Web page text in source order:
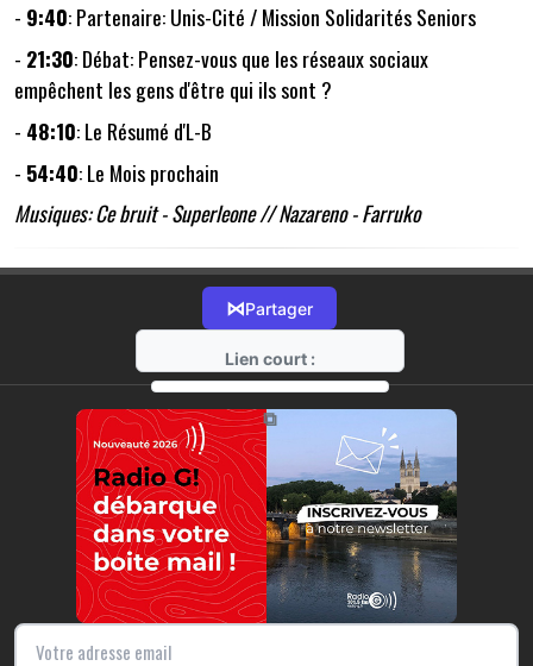
- 9:40: Partenaire: Unis-Cité / Mission Solidarités Seniors
- 21:30: Débat: Pensez-vous que les réseaux sociaux
empêchent les gens d'être qui ils sont ?
- 48:10: Le Résumé d'L-B
- 54:40: Le Mois prochain
Musiques: Ce bruit - Superleone // Nazareno - Farruko
⋈Partager
Lien court :
https://radio-g.fr?12955
⧉